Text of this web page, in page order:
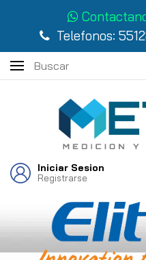
Telefonos:
Iniciar Sesion
Registrarse